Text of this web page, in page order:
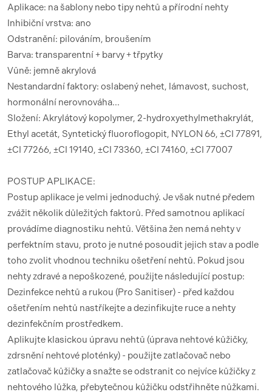
Aplikace: na šablony nebo tipy nehtů a přírodní nehty
Inhibiční vrstva: ano
Odstranění: pilováním, broušením
Barva: transparentní + barvy + třpytky
Vůně: jemně akrylová
Nestandardní faktory: oslabený nehet, lámavost, suchost,
hormonální nerovnováha...
Složení: Akrylátový kopolymer, 2-hydroxyethylmethakrylát,
Ethyl acetát, Syntetický fluoroflogopit, NYLON 66, ±CI 77891,
±CI 77266, ±CI 19140, ±CI 73360, ±CI 74160, ±CI 77007
POSTUP APLIKACE:
Postup aplikace je velmi jednoduchý. Je však nutné předem
zvážit několik důležitých faktorů. Před samotnou aplikací
provádíme diagnostiku nehtů. Většina žen nemá nehty v
perfektním stavu, proto je nutné posoudit jejich stav a podle
toho zvolit vhodnou techniku ​​ošetření nehtů. Pokud jsou
nehty zdravé a nepoškozené, použijte následující postup:
Dezinfekce nehtů a rukou (Pro Sanitiser) - před každou
ošetřením nehtů nastříkejte a dezinfikujte ruce a nehty
dezinfekčním prostředkem.
Aplikujte klasickou úpravu nehtů (úprava nehtové kůžičky,
zdrsnění nehtové ploténky) - použijte zatlačovač nebo
zatlačovač kůžičky a snažte se odstranit co nejvíce kůžičky z
nehtového lůžka, přebytečnou kůžičku odstřihněte nůžkami.